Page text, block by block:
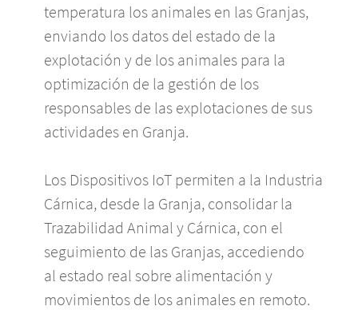
temperatura los animales en las Granjas,
enviando los datos del estado de la
explotación y de los animales para la
optimización de la gestión de los
responsables de las explotaciones de sus
actividades en Granja.
Los Dispositivos IoT permiten a la Industria
Cárnica, desde la Granja, consolidar la
Trazabilidad Animal y Cárnica, con el
seguimiento de las Granjas, accediendo
al estado real sobre alimentación y
movimientos de los animales en remoto.